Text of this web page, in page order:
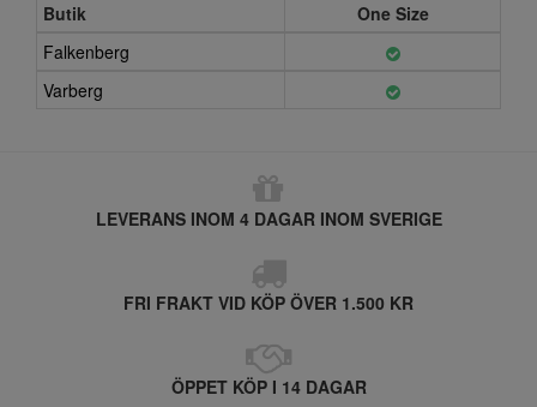
Butik
One Size
Falkenberg
Varberg
LEVERANS INOM 4 DAGAR INOM SVERIGE
FRI FRAKT VID KÖP ÖVER 1.500 KR
ÖPPET KÖP I 14 DAGAR